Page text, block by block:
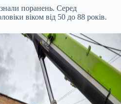
поранень. Серед
віком від 50 до 88 років.